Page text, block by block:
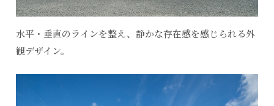
水平・垂直のラインを整え、静かな存在感を感じられる外
観デザイン。